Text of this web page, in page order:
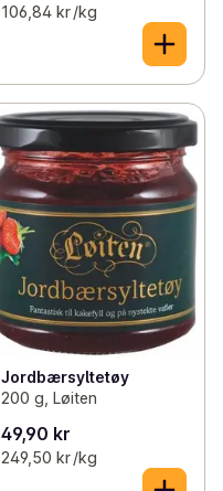
106,84 kr /kg
Jordbærsyltetøy
200 g, Løiten
49,90 kr
249,50 kr /kg